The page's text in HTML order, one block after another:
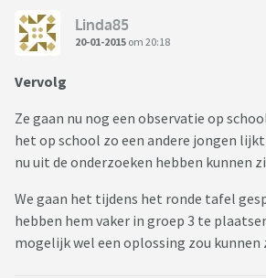
Linda85
20-01-2015 om 20:18
Vervolg
Ze gaan nu nog een observatie op
het op school zo een andere jongen
nu uit de onderzoeken hebben kunnen
We gaan het tijdens het ronde tafel
hebben hem vaker in groep 3 te
mogelijk wel een oplossing zou kunnen